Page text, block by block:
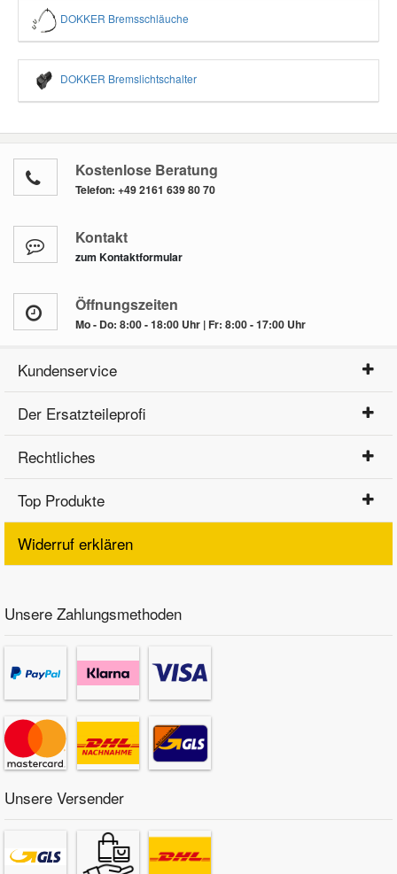
DOKKER Bremsschläuche
DOKKER Bremslichtschalter
Kostenlose Beratung
Telefon: +49 2161 639 80 70
Kontakt
zum Kontaktformular
Öffnungszeiten
Mo - Do: 8:00 - 18:00 Uhr | Fr: 8:00 - 17:00 Uhr
Kundenservice
Der Ersatzteileprofi
Rechtliches
Top Produkte
Widerruf erklären
Unsere Zahlungsmethoden
Unsere Versender